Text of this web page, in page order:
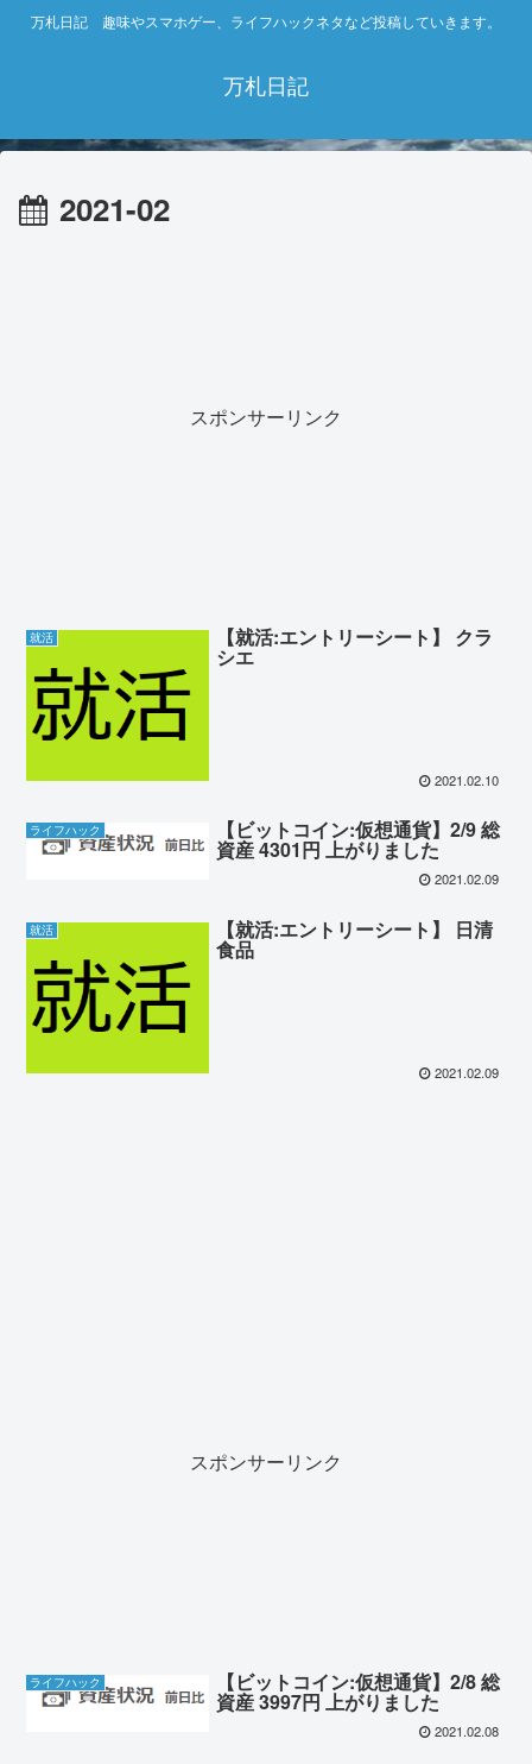
万札日記 趣味やスマホゲー、ライフハックネタなど投稿していきます。
万札日記
2021-02
スポンサーリンク
就活 【就活:エントリーシート】 クラ
シエ
2021.02.10
ライフハック 【ビットコイン:仮想通貨】2/9 総
資産 4301円 上がりました
2021.02.09
就活 【就活:エントリーシート】 日清
食品
2021.02.09
スポンサーリンク
ライフハック 【ビットコイン:仮想通貨】2/8 総
資産 3997円 上がりました
2021.02.08